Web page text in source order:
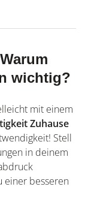
wichtig?
mit einem
Zuhause
Stell
in deinem
einer besseren